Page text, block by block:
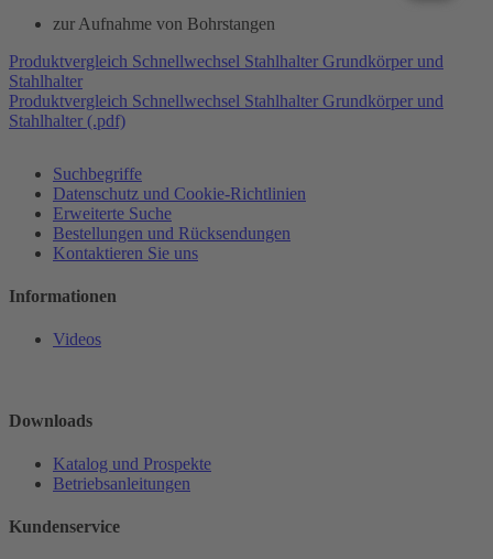
zur Aufnahme von Bohrstangen
Produktvergleich Schnellwechsel Stahlhalter Grundkörper und
Stahlhalter
Produktvergleich Schnellwechsel Stahlhalter Grundkörper und
Stahlhalter (.pdf)
Suchbegriffe
Datenschutz und Cookie-Richtlinien
Erweiterte Suche
Bestellungen und Rücksendungen
Kontaktieren Sie uns
Informationen
Videos
Downloads
Katalog und Prospekte
Betriebsanleitungen
Kundenservice